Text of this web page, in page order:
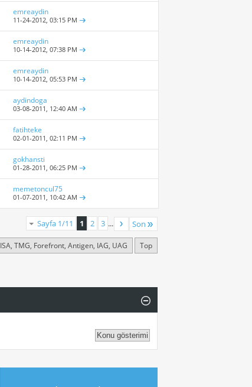
emreaydin
11-24-2012,03:15 PM
emreaydin
10-14-2012,07:38 PM
emreaydin
10-14-2012,05:53 PM
aydindoga
03-08-2011, 12:40 AM
fatihteke
02-01-2011,02:11 PM
gokhansti
01-28-2011,06:25 PM
memetoncul75
01-07-2011, 10:42 AM
Sayfa 1/11 1 2 3 ... Son
ISA, TMG, Forefront, Antigen, IAG, UAG Top